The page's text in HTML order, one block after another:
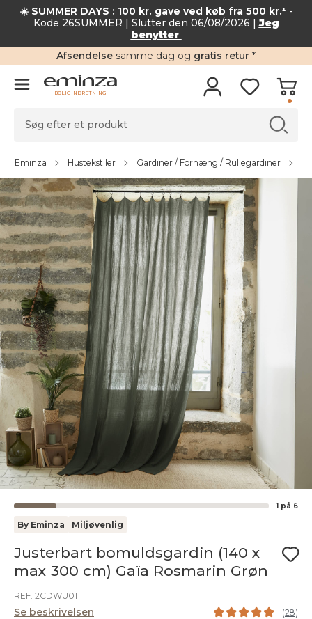
☀️ SUMMER DAYS : 100 kr. gave ved køb fra 500 kr.¹ -
Kode 26SUMMER | Slutter den 06/08/2026 |Jeg
benytter
Afsendelse samme dag og gratis retur *
BOLIGINDRETNING
Eminza Hustekstiler Gardiner / Forhæng / Rullegardiner
1 på 6
By Eminza Miljøvenlig
Justerbart bomuldsgardin (140 x
max 300 cm) Gaïa Rosmarin Grøn
REF. 2CDWU01
Se beskrivelsen (28)